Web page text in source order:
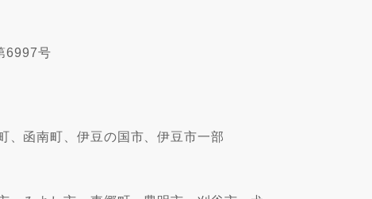
6997号
、函南町、伊豆の国市、伊豆市一部